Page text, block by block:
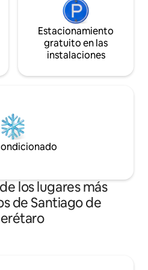
Estacionamiento
gratuito en las
instalaciones
los lugares más
de Santiago de